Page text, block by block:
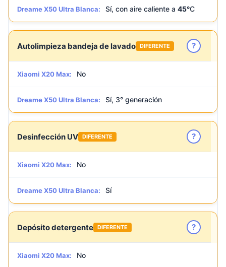
Dreame X50 Ultra Blanca: Sí, con aire caliente a 45°C
Autolimpieza bandeja de lavado DIFERENTE ?
Xiaomi X20 Max: No
Dreame X50 Ultra Blanca: Sí, 3° generación
Desinfección UV DIFERENTE ?
Xiaomi X20 Max: No
Dreame X50 Ultra Blanca: Sí
Depósito detergente DIFERENTE ?
Xiaomi X20 Max: No